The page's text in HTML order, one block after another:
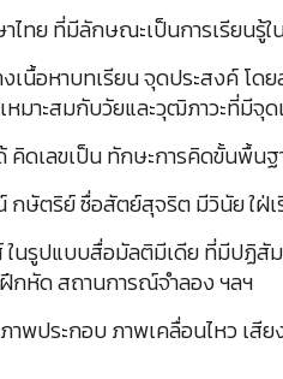
ไทย ที่มีลักษณะเป็นการเรียนรู้
เนื้อหาบทเรียน จุดประสงค์
หมาะสมกับวัยและวุฒิภาวะที่มี
คิดเลขเป็น ทักษะการคิดขั้นพื้
ตริย์ ซื่อสัตย์สุจริต มีวินัย ใฝ่เ
รูปแบบสื่อมัลติมีเดีย ที่มีปฏิสั
ฝึกหัด สถานการณ์จำลอง ฯลฯ
ประกอบ ภาพเคลื่อนไหว เสี